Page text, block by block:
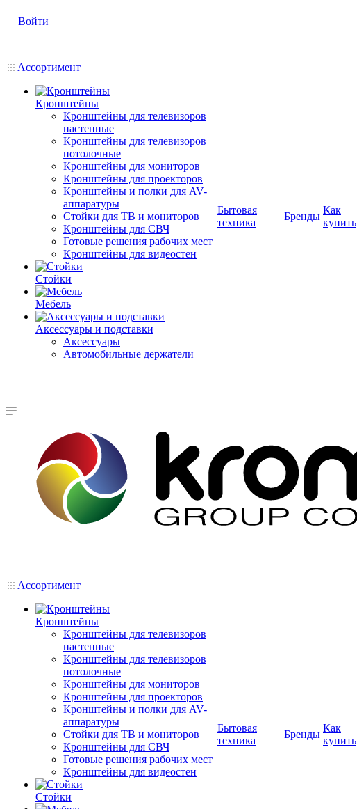
Войти
Ассортимент
Кронштейны
Кронштейны для телевизоров
настенные
Кронштейны для телевизоров
потолочные
Кронштейны для мониторов
Кронштейны для проекторов
Кронштейны и полки для AV-
аппаратуры
Стойки для ТВ и мониторов
Кронштейны для СВЧ
Готовые решения рабочих мест
Кронштейны для видеостен
Стойки
Мебель
Аксессуары и подставки
Аксессуары
Автомобильные держатели
Бытовая
техника
Бренды
Как
купить
Ассортимент
Кронштейны
Кронштейны для телевизоров
настенные
Кронштейны для телевизоров
потолочные
Кронштейны для мониторов
Кронштейны для проекторов
Кронштейны и полки для AV-
аппаратуры
Стойки для ТВ и мониторов
Кронштейны для СВЧ
Готовые решения рабочих мест
Кронштейны для видеостен
Стойки
Бытовая
техника
Бренды
Как
купить